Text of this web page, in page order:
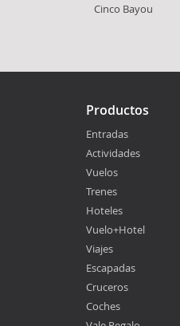
Cinco Bayou
Productos
Entradas
Actividades
Vuelos
Trenes
Hoteles
Vuelo+Hotel
Viajes
Escapadas
Cruceros
Coches